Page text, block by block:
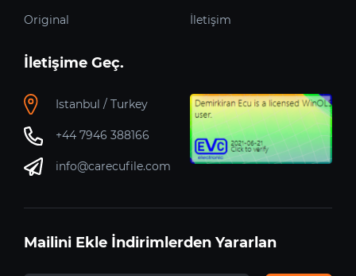
Original
İletişim
İletişime Geç.
Istanbul / Turkey
+44 7946 388166
info@carecufile.com
Mailini Ekle İndirimlerden Yararlan